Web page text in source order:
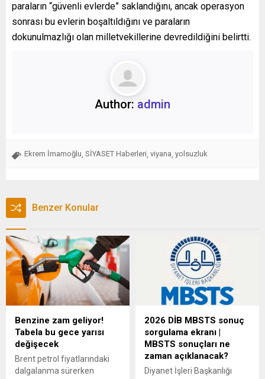
paraların “güvenli evlerde” saklandığını, ancak operasyon
sonrası bu evlerin boşaltıldığını ve paraların
dokunulmazlığı olan milletvekillerine devredildiğini belirtti.
Author: admin
Ekrem İmamoğlu, SİYASET Haberleri, viyana, yolsuzluk
Benzer Konular
Benzine zam geliyor!
Tabela bu gece yarısı
değişecek
Brent petrol fiyatlarındaki
dalgalanma sürerken
2026 DİB MBSTS sonuç
sorgulama ekranı |
MBSTS sonuçları ne
zaman açıklanacak?
Diyanet İşleri Başkanlığı